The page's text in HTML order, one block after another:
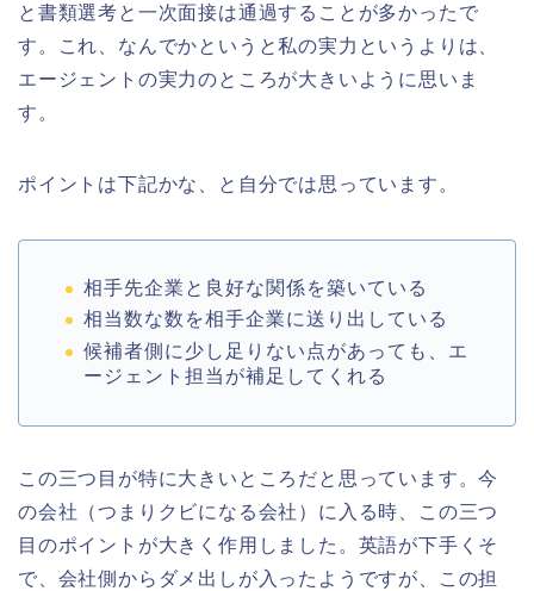
と書類選考と一次面接は通過することが多かったで
す。これ、なんでかというと私の実力というよりは、
エージェントの実力のところが大きいように思いま
す。
ポイントは下記かな、と自分では思っています。
相手先企業と良好な関係を築いている
相当数な数を相手企業に送り出している
候補者側に少し足りない点があっても、エ
ージェント担当が補足してくれる
この三つ目が特に大きいところだと思っています。今
の会社（つまりクビになる会社）に入る時、この三つ
目のポイントが大きく作用しました。英語が下手くそ
で、会社側からダメ出しが入ったようですが、この担